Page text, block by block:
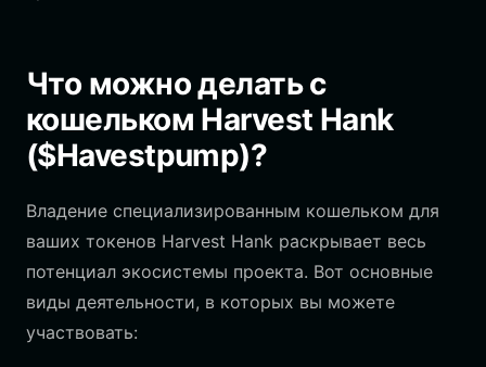
Что можно делать с
кошельком Harvest Hank
($Havestpump)?
Владение специализированным кошельком для
ваших токенов Harvest Hank раскрывает весь
потенциал экосистемы проекта. Вот основные
виды деятельности, в которых вы можете
участвовать: